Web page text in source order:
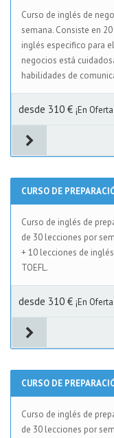
Curso de inglés de
semana. Consiste en
inglés especifico para
negocios está
habilidades de
desde 310 € ¡En
CURSO DE
Curso de inglés de
de 30 lecciones por
+ 10 lecciones de
TOEFL.
desde 310 € ¡En
CURSO DE
Curso de inglés de
de 30 lecciones por